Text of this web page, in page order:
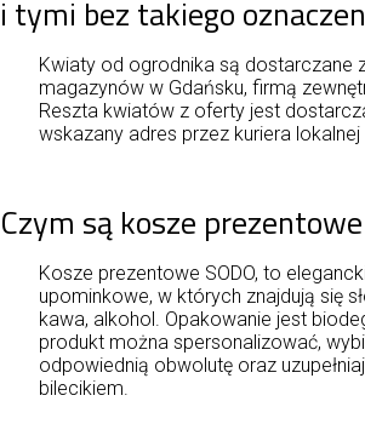
i tymi bez takiego
Kwiaty od ogrodnika są dostarczane
magazynów w Gdańsku, firmą
Reszta kwiatów z oferty jest
wskazany adres przez kuriera lokalnej
Czym są kosze prezentowe
Kosze prezentowe SODO, to
upominkowe, w których znajdują się
kawa, alkohol. Opakowanie jest
produkt można spersonalizować,
odpowiednią obwolutę oraz
bilecikiem.